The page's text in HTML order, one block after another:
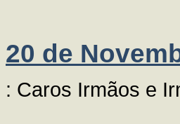
20 de
: Caros Irmãos e